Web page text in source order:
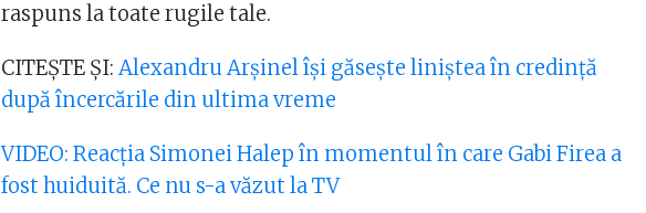
raspuns la toate rugile tale.
CITEȘTE ȘI:Alexandru Arșinel își găsește liniștea în credință
după încercările din ultima vreme
VIDEO: Reacția Simonei Halep în momentul în care Gabi Firea a
fost huiduită. Ce nu s-a văzut la TV